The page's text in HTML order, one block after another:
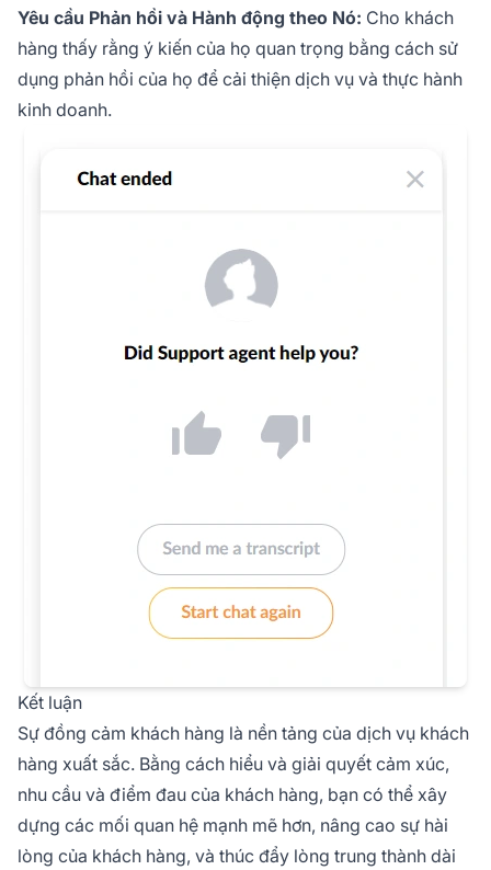
Yêu cầu Phản hồi và Hành động theo Nó: Cho khách
hàng thấy rằng ý kiến của họ quan trọng bằng cách sử
dụng phản hồi của họ để cải thiện dịch vụ và thực hành
kinh doanh.
Kết luận
Sự đồng cảm khách hàng là nền tảng của dịch vụ khách
hàng xuất sắc. Bằng cách hiểu và giải quyết cảm xúc,
nhu cầu và điểm đau của khách hàng, bạn có thể xây
dựng các mối quan hệ mạnh mẽ hơn, nâng cao sự hài
lòng của khách hàng, và thúc đẩy lòng trung thành dài